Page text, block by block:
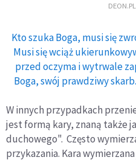
Kto szuka Boga, musi się
Musi się wciąż
przed oczyma i wytrwale
Boga, swój prawdziwy
W innych przypadkach
jest formą kary, znaną także
duchowego". Często
przykazania. Kara